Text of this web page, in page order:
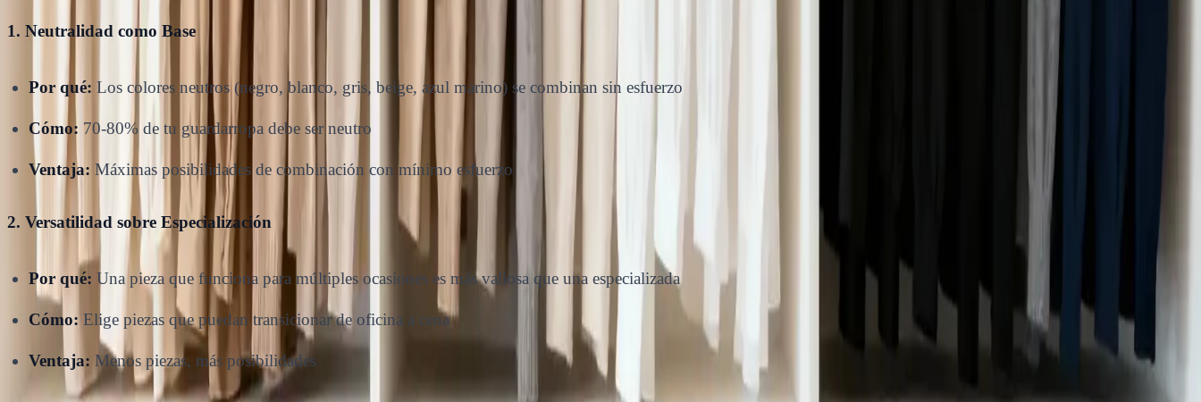
1. Neutralidad como Base
Por qué: Los colores neutros (negro, blanco, gris, beige, azul marino) se combinan sin esfuerzo
Cómo: 70-80% de tu guardarropa debe ser neutro
Ventaja: Máximas posibilidades de combinación con mínimo esfuerzo
2. Versatilidad sobre Especialización
Por qué: Una pieza que funciona para múltiples ocasiones es más valiosa que una especializada
Cómo: Elige piezas que puedan transicionar de oficina a cena
Ventaja: Menos piezas, más posibilidades